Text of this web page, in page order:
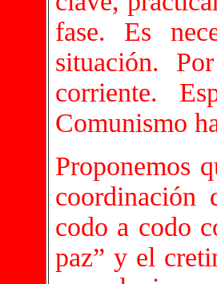
fase. Es
situación.
corriente.
Comunismo
Proponemos
coordinación
codo a codo
paz” y el